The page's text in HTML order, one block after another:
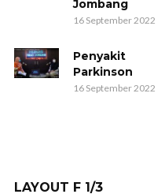
Jombang
16 September 2022
Penyakit
Parkinson
16 September 2022
LAYOUT F 1/3